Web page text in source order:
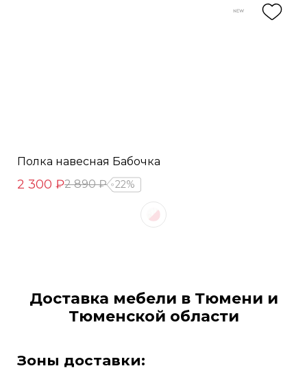
Полка навесная Бабочка
2 300 ₽2 890 ₽ 22%
Доставка мебели в Тюмени и
Тюменской области
Зоны доставки: